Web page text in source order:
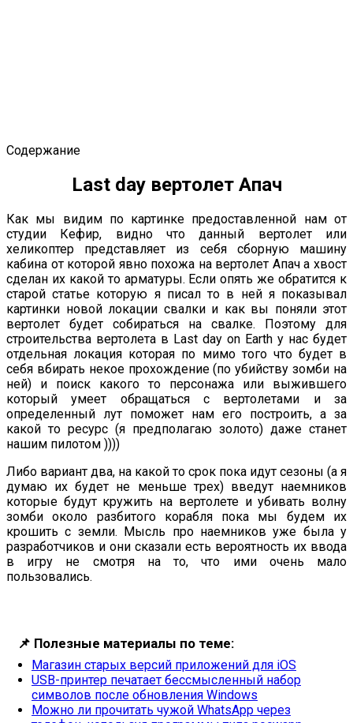
Содержание
Last day вертолет Апач
Как мы видим по картинке предоставленной нам от
студии Кефир, видно что данный вертолет или
хеликоптер представляет из себя сборную машину
кабина от которой явно похожа на вертолет Апач а хвост
сделан их какой то арматуры. Если опять же обратится к
старой статье которую я писал то в ней я показывал
картинки новой локации свалки и как вы поняли этот
вертолет будет собираться на свалке. Поэтому для
строительства вертолета в Last day on Earth у нас будет
отдельная локация которая по мимо того что будет в
себя вбирать некое прохождение (по убийству зомби на
ней) и поиск какого то персонажа или выжившего
который умеет обращаться с вертолетами и за
определенный лут поможет нам его построить, а за
какой то ресурс (я предполагаю золото) даже станет
нашим пилотом ))))
Либо вариант два, на какой то срок пока идут сезоны (а я
думаю их будет не меньше трех) введут наемников
которые будут кружить на вертолете и убивать волну
зомби около разбитого корабля пока мы будем их
крошить с земли. Мысль про наемников уже была у
разработчиков и они сказали есть вероятность их ввода
в игру не смотря на то, что ими очень мало
пользовались.
📌 Полезные материалы по теме:
Магазин старых версий приложений для iOS
USB-принтер печатает бессмысленный набор
символов после обновления Windows
Можно ли прочитать чужой WhatsApp через